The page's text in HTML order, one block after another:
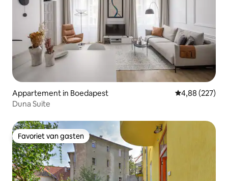
Appartement in Boedapest Gemiddelde
4,88 (227)
Duna Suite
Favoriet van gasten
Favoriet van gasten